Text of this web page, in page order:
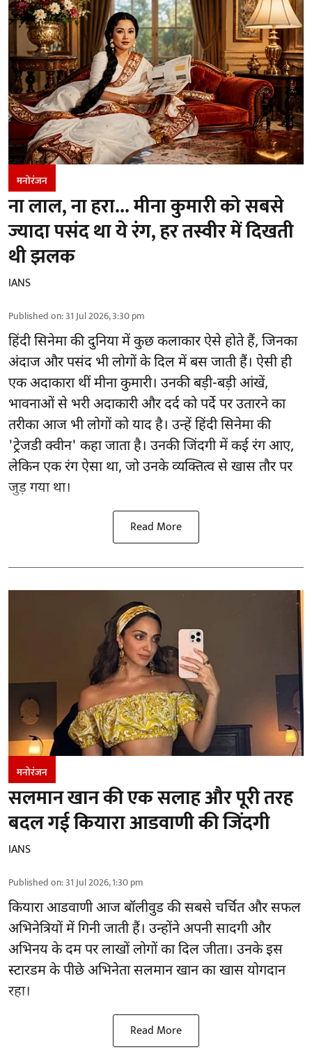
मनोरंजन
ना लाल, ना हरा... मीना कुमारी को सबसे
ज्यादा पसंद था ये रंग, हर तस्वीर में दिखती
थी झलक
IANS
Published on:31 Jul 2026, 3:30 pm
हिंदी सिनेमा की दुनिया में कुछ कलाकार ऐसे होते हैं, जिनका
अंदाज और पसंद भी लोगों के दिल में बस जाती हैं। ऐसी ही
एक अदाकारा थीं मीना कुमारी। उनकी बड़ी-बड़ी आंखें,
भावनाओं से भरी अदाकारी और दर्द को पर्दे पर उतारने का
तरीका आज भी लोगों को याद है। उन्हें हिंदी सिनेमा की
'ट्रेजडी क्वीन' कहा जाता है। उनकी जिंदगी में कई रंग आए,
लेकिन एक रंग ऐसा था, जो उनके व्यक्तित्व से खास तौर पर
जुड़ गया था।
Read More
मनोरंजन
सलमान खान की एक सलाह और पूरी तरह
बदल गई कियारा आडवाणी की जिंदगी
IANS
Published on:31 Jul 2026, 1:30 pm
कियारा आडवाणी आज बॉलीवुड की सबसे चर्चित और सफल
अभिनेत्रियों में गिनी जाती हैं। उन्होंने अपनी सादगी और
अभिनय के दम पर लाखों लोगों का दिल जीता। उनके इस
स्टारडम के पीछे अभिनेता सलमान खान का खास योगदान
रहा।
Read More